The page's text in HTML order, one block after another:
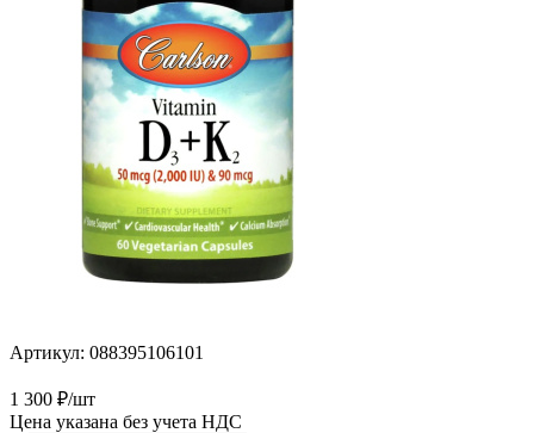
Артикул: 088395106101
1 300 ₽/шт
Цена указана без учета НДС